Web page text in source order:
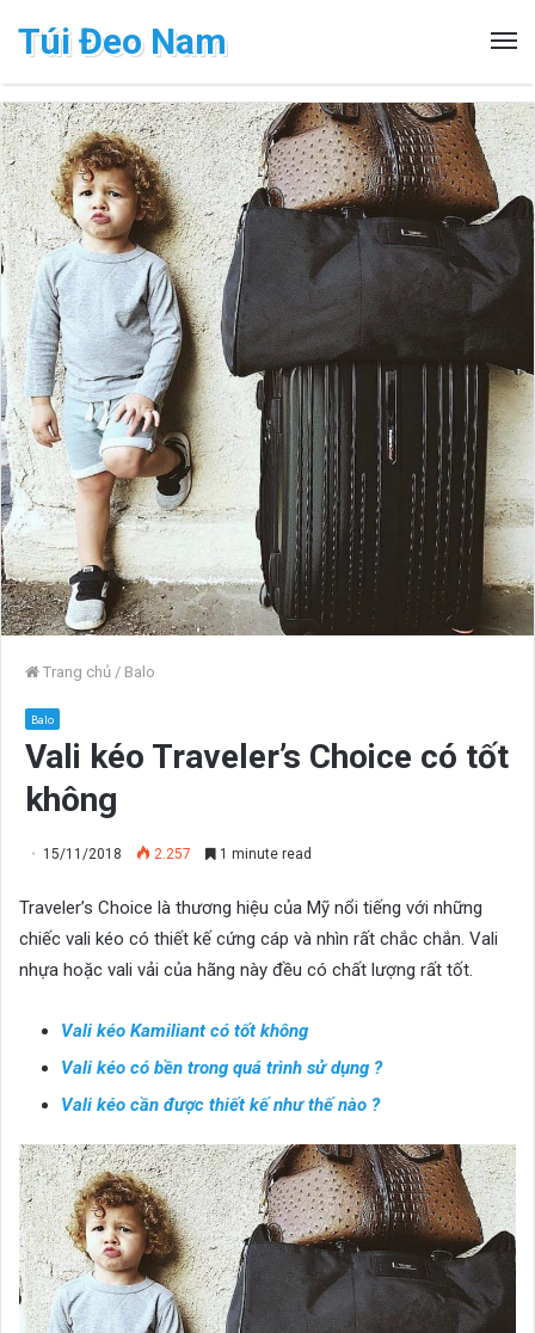
Túi Đeo Nam
Trang chủ / Balo
Balo
Vali kéo Traveler’s Choice có tốt
không
15/11/2018 2.257 1 minute read
Traveler’s Choice là thương hiệu của Mỹ nổi tiếng với những
chiếc vali kéo có thiết kế cứng cáp và nhìn rất chắc chắn. Vali
nhựa hoặc vali vải của hãng này đều có chất lượng rất tốt.
Vali kéo Kamiliant có tốt không
Vali kéo có bền trong quá trình sử dụng ?
Vali kéo cần được thiết kế như thế nào ?